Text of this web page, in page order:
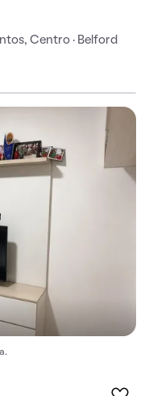
Centro · Belford